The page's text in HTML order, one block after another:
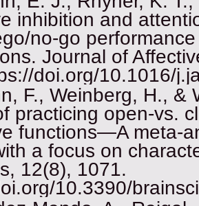
inhibition and
no-go
Journal of
doi.org/10.1016/
F., Weinberg, H., &
practicing open-vs.
functions—A meta-
a focus on
12(8), 1071.
10.3390/